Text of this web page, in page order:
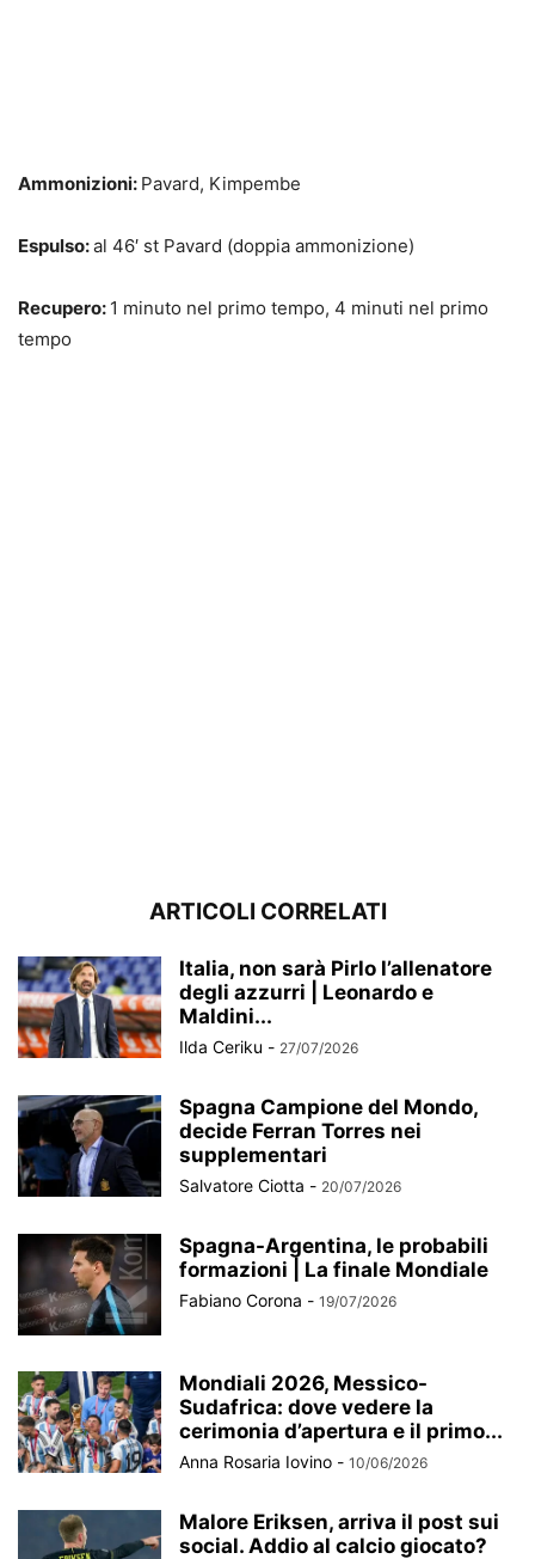
Ammonizioni: Pavard, Kimpembe
Espulso:al 46′ st Pavard (doppia ammonizione)
Recupero: 1 minuto nel primo tempo, 4 minuti nel primo
tempo
ARTICOLI CORRELATI
Italia, non sarà Pirlo l’allenatore
degli azzurri | Leonardo e
Maldini...
Ilda Ceriku - 27/07/2026
Spagna Campione del Mondo,
decide Ferran Torres nei
supplementari
Salvatore Ciotta - 20/07/2026
Spagna-Argentina, le probabili
formazioni | La finale Mondiale
Fabiano Corona - 19/07/2026
Mondiali 2026, Messico-
Sudafrica: dove vedere la
cerimonia d’apertura e il primo...
Anna Rosaria Iovino - 10/06/2026
Malore Eriksen, arriva il post sui
social. Addio al calcio giocato?